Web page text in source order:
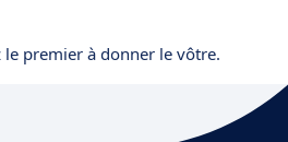
le premier à donner le vôtre.